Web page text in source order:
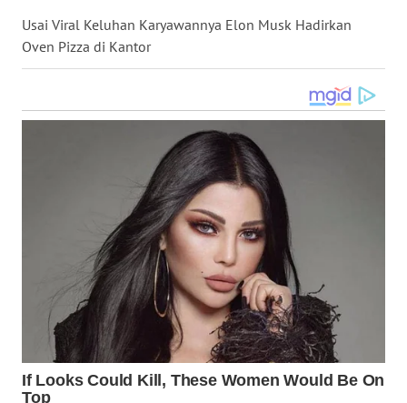
Usai Viral Keluhan Karyawannya Elon Musk Hadirkan
Oven Pizza di Kantor
WN
WN
KALTARA
WN
KALSEL
WN